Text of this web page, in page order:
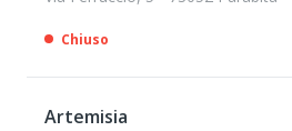
Chiuso
Artemisia